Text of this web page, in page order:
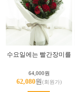
수요일에는 빨간장미를
64,000원
62,080원(회원가)